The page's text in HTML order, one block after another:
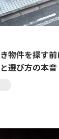
物件を探す
選び方の本音